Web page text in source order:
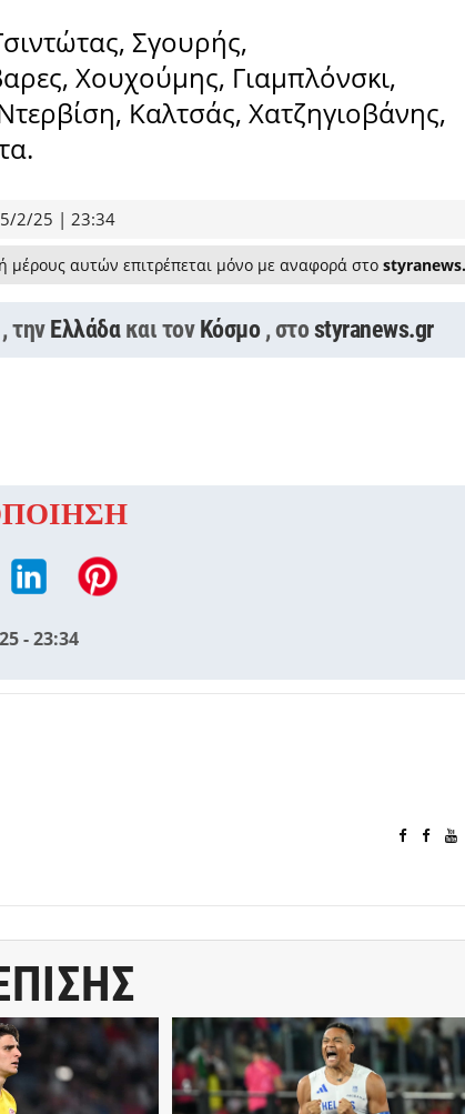
Σγουρής,
Χουχούμης, Γιαμπλόνσκι,
Καλτσάς, Χατζηγιοβάνης,
2/25 | 23:34
αυτών επιτρέπεται μόνο με αναφορά στο
, την Ελλάδα και τον Κόσμο , στο styranews.gr
- 23:34